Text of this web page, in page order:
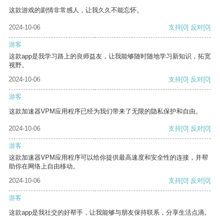
这款游戏的剧情非常感人，让我久久不能忘怀。
2024-10-06 支持[0] 反对[0]
游客
这款app是我学习路上的良师益友，让我能够随时随地学习新知识，拓宽
视野。
2024-10-06
支持[0] 反对[0]
游客
这款加速器VPM应用程序已经为我们带来了无限的隐私保护和自由。
2024-10-06 支持[0] 反对[0]
游客
这款加速器VPM应用程序可以给你提供最高速度和安全性的连接，并帮
助你在网络上自由移动。
2024-10-06
支持[0] 反对[0]
游客
这款app是我社交的好帮手，让我能够与朋友保持联系，分享生活点滴。